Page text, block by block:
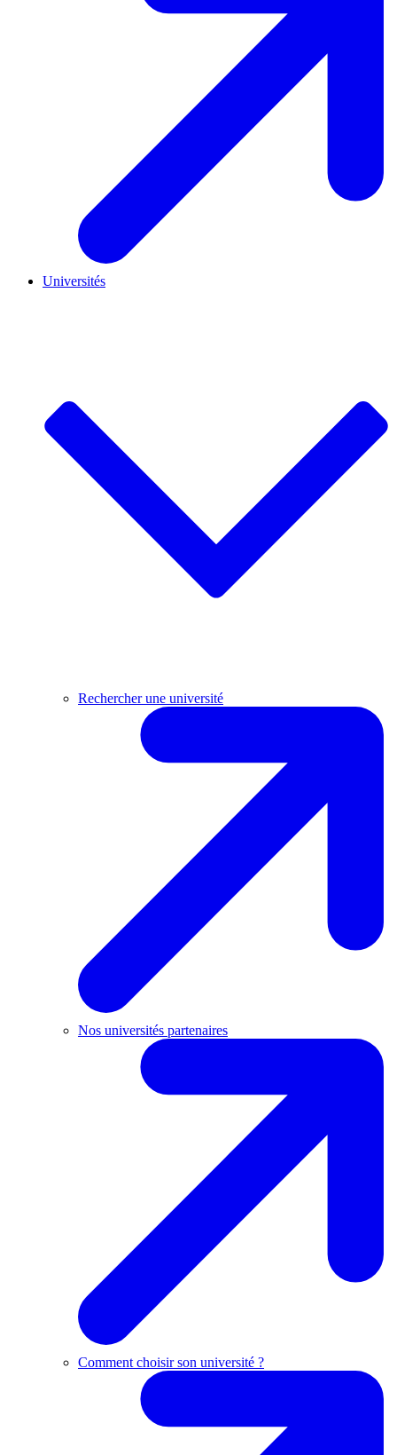
Universités
Rechercher une université
Nos universités partenaires
Comment choisir son université ?